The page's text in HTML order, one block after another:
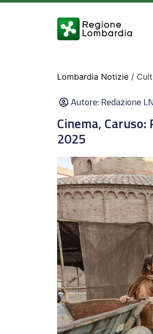
Lombardia Notizie /
Autore:Redazione
Cinema,
2025